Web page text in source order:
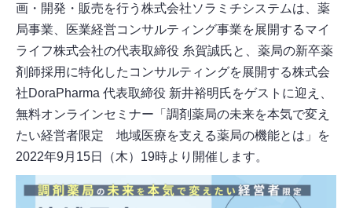
画・開発・販売を行う株式会社ソラミチシステムは、薬
局事業、医業経営コンサルティング事業を展開するマイ
ライフ株式会社の代表取締役 糸賀誠氏と、薬局の新卒薬
剤師採用に特化したコンサルティングを展開する株式会
社DoraPharma 代表取締役 新井裕明氏をゲストに迎え、
無料オンラインセミナー「調剤薬局の未来を本気で変え
たい経営者限定 地域医療を支える薬局の機能とは」を
2022年9月15日（木）19時より開催します。